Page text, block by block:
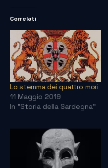
Correlati
Lo stemma dei quattro mori
11 Maggio 2019
In "Storia della Sardegna"